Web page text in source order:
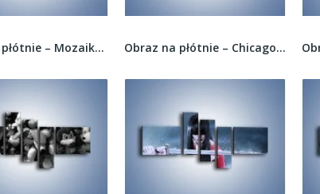
Obraz na płótnie – Mozaika w kolorze –... Obraz na płótnie – Chicago River w Dzień św....